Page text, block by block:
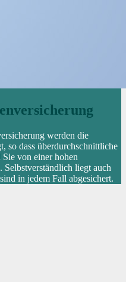
werden die
so dass überdurchschnittliche
von einer hohen
Selbstverständlich liegt auch
in jedem Fall abgesichert.